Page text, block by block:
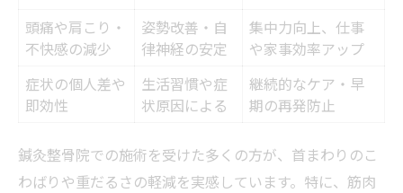
頭痛や肩こり・
不快感の減少
姿勢改善・自
律神経の安定
集中力向上、仕事
や家事効率アップ
症状の個人差や
即効性
生活習慣や症
状原因による
継続的なケア・早
期の再発防止
鍼灸整骨院での施術を受けた多くの方が、首まわりのこ
わばりや重だるさの軽減を実感しています。特に、筋肉